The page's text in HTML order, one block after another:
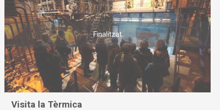
Finalitzat
Visita la Tèrmica